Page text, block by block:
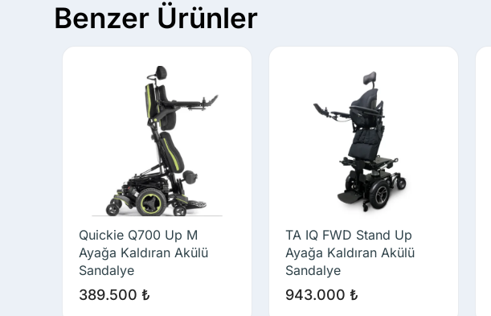
Benzer Ürünler
Quickie Q700 Up M
Ayağa Kaldıran Akülü
Sandalye
389.500₺
TA IQ FWD Stand Up
Ayağa Kaldıran Akülü
Sandalye
943.000 ₺